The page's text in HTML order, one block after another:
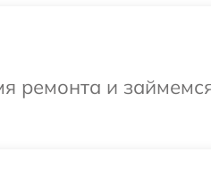
ремонта и